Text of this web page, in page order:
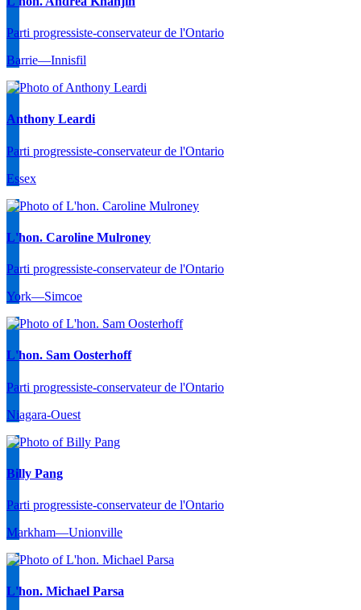
Parti progressiste-conservateur de l'Ontario
Barrie—Innisfil
Anthony Leardi
Parti progressiste-conservateur de l'Ontario
Essex
L'hon. Caroline Mulroney
Parti progressiste-conservateur de l'Ontario
York—Simcoe
L'hon. Sam Oosterhoff
Parti progressiste-conservateur de l'Ontario
Niagara-Ouest
Billy Pang
Parti progressiste-conservateur de l'Ontario
Markham—Unionville
L'hon. Michael Parsa